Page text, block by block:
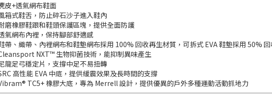
皮+透氣網布鞋面
箱式鞋舌，防止碎石沙子進入鞋內
磨橡膠鞋跟和鞋頭保護區塊，提供全面防護
氣網布內裡，保持腳部舒適感
帶、織帶、內裡網布和鞋墊網布採用 100% 回收再生材質，可拆式 EVA 鞋墊採用 50%
NXT™ 生物抑菌技術，能抑制異味產生
龍足弓穩定片，支撐中足不易扭轉
高性能 EVA 中底，提供緩震效果及長時間的支撐
TC5+ 橡膠大底，專為 Merrell 設計，提供優異的戶外多種運動活動抓地力